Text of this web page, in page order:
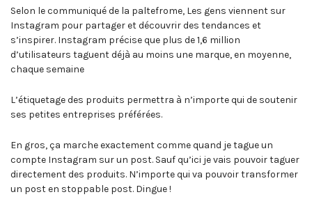
Selon le communiqué de la paltefrome, Les gens viennent sur
Instagram pour partager et découvrir des tendances et
s’inspirer. Instagram précise que plus de 1,6 million
d’utilisateurs taguent déjà au moins une marque, en moyenne,
chaque semaine
L’étiquetage des produits permettra à n’importe qui de soutenir
ses petites entreprises préférées.
En gros, ça marche exactement comme quand je tague un
compte Instagram sur un post. Sauf qu’ici je vais pouvoir taguer
directement des produits. N’importe qui va pouvoir transformer
un post en stoppable post. Dingue !